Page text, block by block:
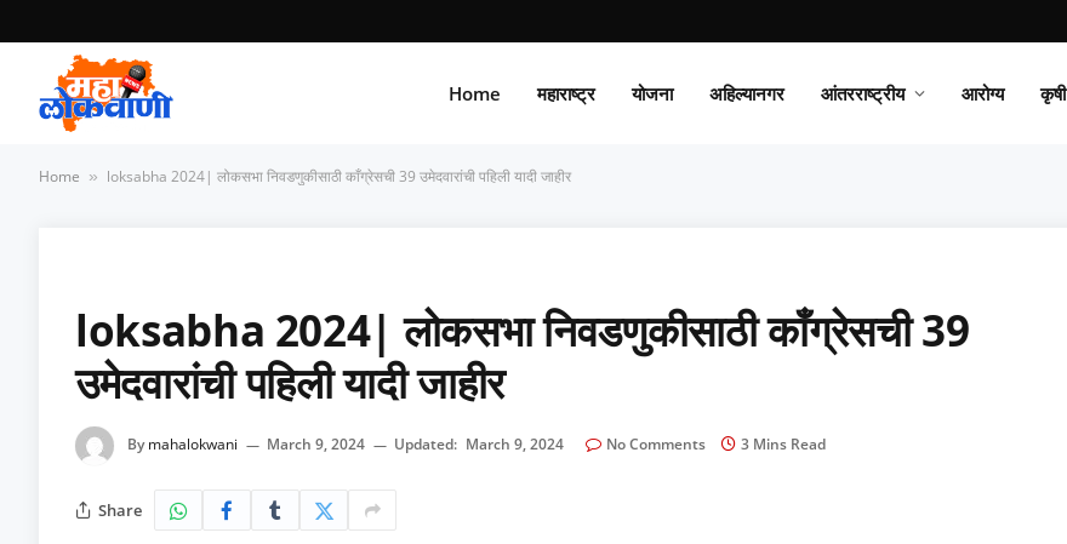
Home महाराष्ट्र योजना अहिल्यानगर आंतरराष्ट्रीय आरोग्य कृषी
Home » loksabha 2024| लोकसभा निवडणुकीसाठी काँग्रेसची 39 उमेदवारांची पहिली यादी जाहीर
loksabha 2024| लोकसभा निवडणुकीसाठी काँग्रेसची 39
उमेदवारांची पहिली यादी जाहीर
By mahalokwani March 9, 2024 Updated: March 9, 2024 No Comments 3 Mins Read
Share